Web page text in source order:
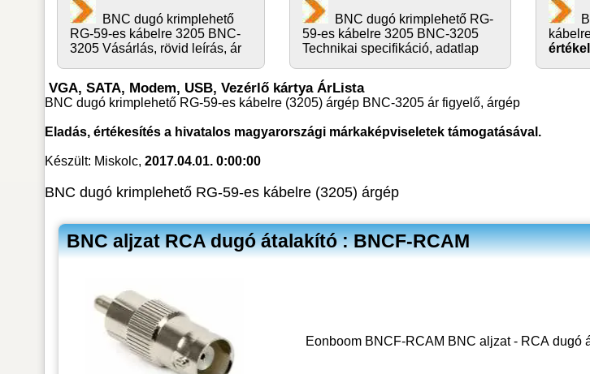
BNC dugó krimplehető
RG-59-es kábelre 3205 BNC-
3205 Vásárlás, rövid leírás, ár
BNC dugó krimplehető RG-
59-es kábelre 3205 BNC-3205
Technikai specifikáció, adatlap
VGA, SATA, Modem, USB, Vezérlő kártya ÁrLista
BNC dugó krimplehető RG-59-es kábelre (3205) árgép BNC-3205 ár figyelő, árgép
Eladás, értékesítés a hivatalos magyarországi márkaképviseletek támogatásával.
Készült: Miskolc, 2017.04.01. 0:00:00
BNC dugó krimplehető RG-59-es kábelre (3205) árgép
BNC aljzat RCA dugó átalakító : BNCF-RCAM
Eonboom BNCF-RCAM BNC aljzat - RCA dugó